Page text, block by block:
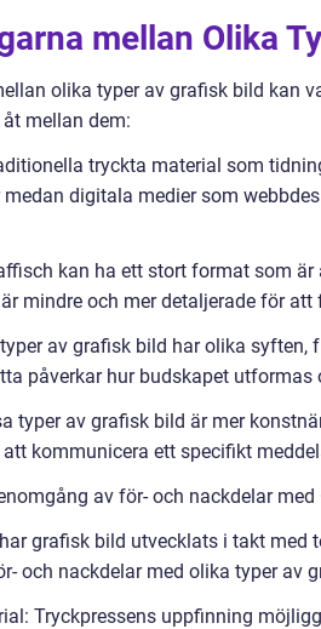
mellan Olika
olika typer av grafisk bild kan
mellan dem:
tryckta material som
digitala medier som
kan ha ett stort format som
mindre och mer detaljerade för att
av grafisk bild har olika
påverkar hur budskapet utformas
typer av grafisk bild är mer
kommunicera ett specifikt
av för- och nackdelar
grafisk bild utvecklats i takt
och nackdelar med olika typer av
Tryckpressens uppfinning